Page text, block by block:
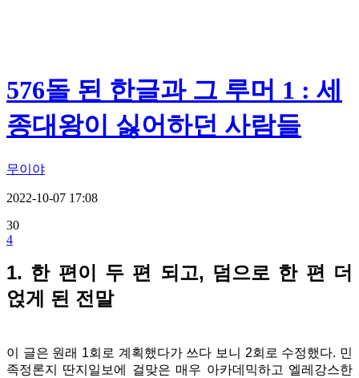
576돌 된 한글과 그 루머 1 : 세
종대왕이 싫어하던 사람들
무이야
2022-10-07 17:08
30
4
1. 한 편이 두 편 되고, 덤으로 한 편 더
얹게 된 전말
이 글은 원래 1회로 계획했다가 쓰다 보니 2회로 수정했다. 민
족정론지 딴지일보에 걸맞은 매우 아카데믹하고 엘레강스한